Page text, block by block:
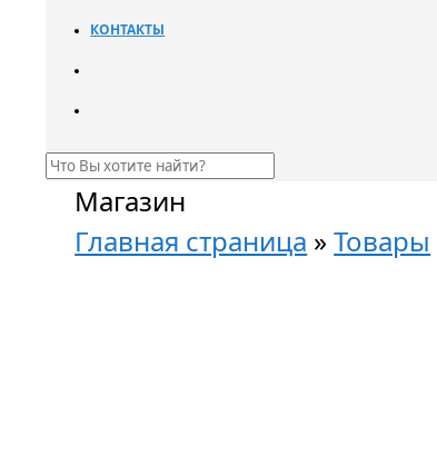
КОНТАКТЫ
Магазин
Главная страница »Товары